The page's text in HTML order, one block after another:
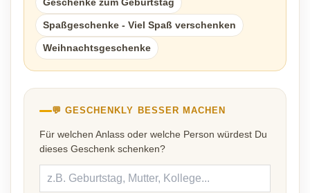
Geschenke zum Geburtstag
Spaßgeschenke - Viel Spaß verschenken
Weihnachtsgeschenke
💬 GESCHENKLY BESSER MACHEN
Für welchen Anlass oder welche Person würdest Du
dieses Geschenk schenken?